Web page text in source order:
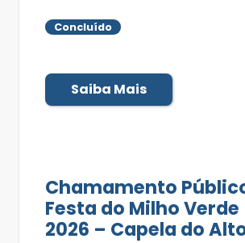
Concluído
Saiba Mais
Chamamento
Festa do Milho Verde
2026 – Capela do